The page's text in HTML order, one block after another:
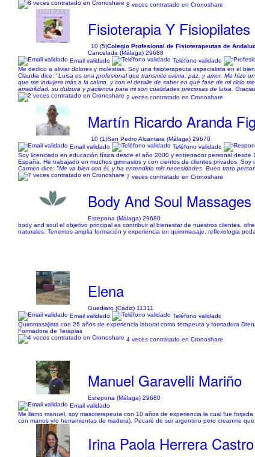
8 veces contratado en Cronoshare
Fisioterapia Y Fisiopilates
10 (5)Colegio Profesional de Fisioterapeutas de
Cancelada (Málaga) 29688
Email validado
Teléfono validado
Me dedico a aliviar dolores y molestias. Soy una fisioterapeuta especialista en el
Claudia dice: "Luisa es una profesional que transmite calma, paz, y amor. Me hizo
que me indujera más a la calma, y con el detalle de saber en qué fase de mi ciclo
amabilidad, su dulzura y paciencia para mi son cualidades preciosas de luisa.
2 veces contratado en Cronoshare
Martín Ricardo Aranda
10 (1)San Pedro Alcantara (Málaga) 29670
Email validado
Teléfono validado
Soy licenciado en educación física desde el año 2000 y entrenador personal
España. He trabajado en muchos gimnasios y con cientos de clientes privados.
Carmen dice: "Me va bien con él, y ha entendido mis necesidades. Buen trato
7 veces contratado en Cronoshare
Body And Soul
Estepona (Málaga) 29680
body and soul el objetivo principal es contribuir al bienestar de nuestros clientes,
naturales. Tenemos amplia formación y experiencia en quiromasaje, reflexologia
Elena
Guadiaro (Cádiz) 11311
Email validado
Teléfono validado
Quiromasajista con 26 años de experiencia laboral como terapeuta y formadora
Formadora de Terapias
4 veces contratado en Cronoshare
Manuel Garavelli Mariño
Estepona (Málaga) 29680
Email validado
Me llamo manuel, soy masoterapeuta con 10 años de experiencia la cual fue
con manos y/o herramientas de madera). Pecaré de ser argentino pero creanme
Irina Paola Herrera Castro